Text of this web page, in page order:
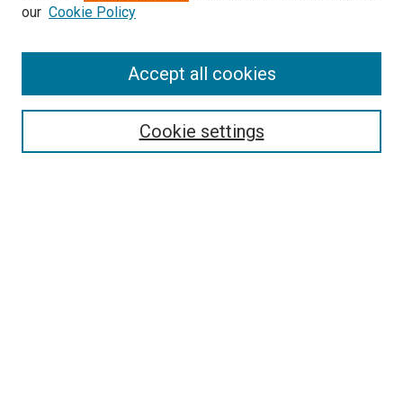
our Cookie Policy
Cookie settings
Accept all cookies